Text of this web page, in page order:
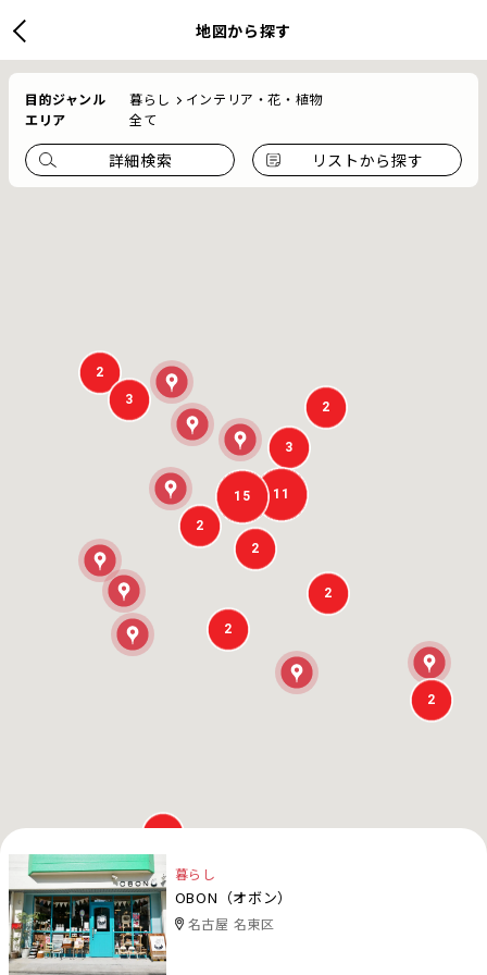
地図から探す
目的ジャンル 暮らし
インテリア・花・植物
エリア
全て
詳細検索 リストから探す
暮らし
OBON（オボン）
名古屋 名東区
11
15
2
2
2
2
3
3
2
2
2